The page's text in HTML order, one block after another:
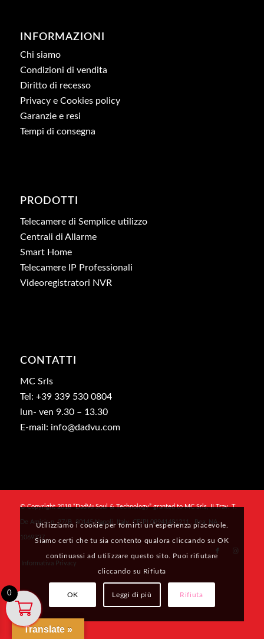
INFORMAZIONI
Chi siamo
Condizioni di vendita
Diritto di recesso
Privacy e Cookies policy
Garanzie e resi
Tempi di consegna
PRODOTTI
Telecamere di Semplice utilizzo
Centrali di Allarme
Smart Home
Telecamere IP Professionali
Videoregistratori NVR
CONTATTI
MC Srls
Tel: +39 339 530 0804
lun- ven 9.30 – 13.30
E-mail: info@dadvu.com
© Copyright 2018 “DadVu Soul & Technology” granted to MC Srls, II Trav. T.
De Amicis n. 27/B, 80145 Napoli, Italy, CF/PI 09941481211 , Rea: NA-
1069327
Informativa Privacy
Utilizziamo i cookie per fornirti un’esperienza piacevole.
Siamo certi che tu sia contento qualora cliccando su OK
continuassi ad utilizzare questo sito. Puoi rifiutare
cliccando su Rifiuta
OK Leggi di più Rifiuta
Translate »
0